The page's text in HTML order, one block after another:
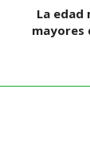
La edad
mayores